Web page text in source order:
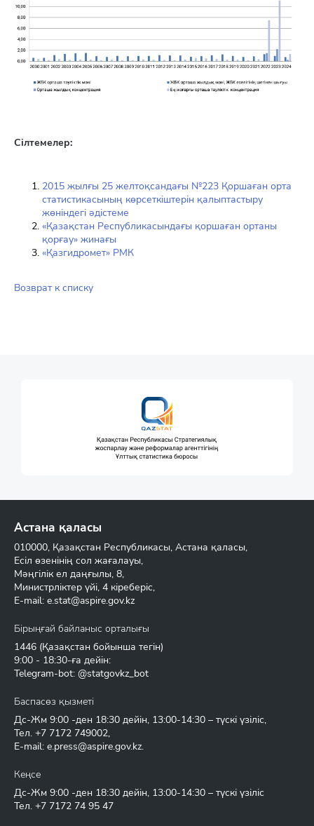
Сілтемелер:
2015 жылғы 25 желтоқсандағы №223 Қоршаған орта
статистикасының көрсеткіштерін қалыптастыру
жөніндегі әдістеме
«Қазақстан Республикасындағы қоршаған ортаны
қорғау» жинағы
«Қазгидромет» РМК
Возврат к списку
Астана қаласы
010000, Қазақстан Республикасы, Астана қаласы,
Есіл өзенінің сол жағалауы,
Мәңгілік ел даңғылы, 8,
Министрліктер үйі, 4 кіреберіс,
E-mail: e.stat@aspire.gov.kz
Бірыңғай байланыс орталығы
1446 (Қазақстан бойынша тегін)
9:00 - 18:30-ға дейін:
Telegram-bot: @statgovkz_bot
Баспасөз қызметі
Дс-Жм 9:00 -ден 18:30 дейін, 13:00-14:30 – түскі үзіліс,
Тел. +7 7172 749002,
E-mail: e.press@aspire.gov.kz.
Кеңсе
Дс-Жм 9:00 -ден 18:30 дейін, 13:00-14:30 – түскі үзіліс
Тел. +7 7172 74 95 47